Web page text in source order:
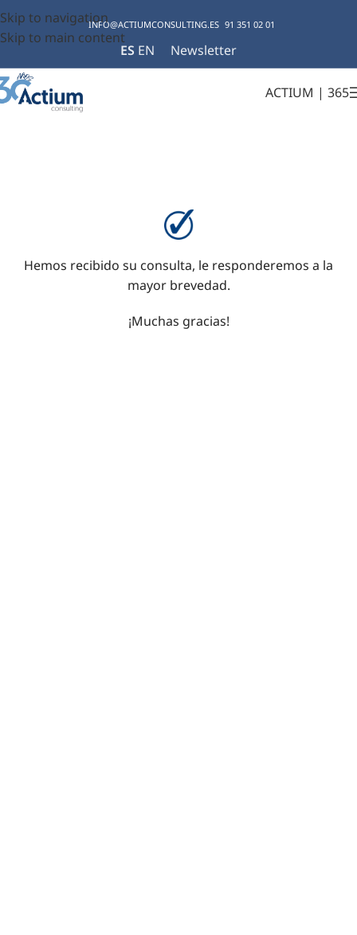
Skip to navigation
Skip to main content
INFO@ACTIUMCONSULTING.ES 91 351 02 01
ES EN Newsletter
ACTIUM | 365
Hemos recibido su consulta, le responderemos a la
mayor brevedad.
¡Muchas gracias!